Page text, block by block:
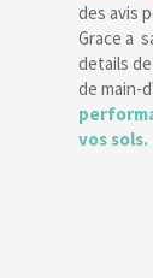
des avis
Grace a
details
de main-
vos sols.